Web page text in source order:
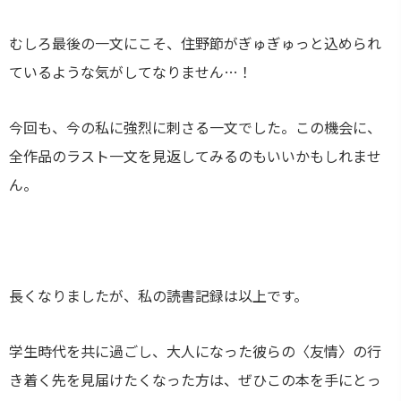
むしろ最後の一文にこそ、住野節がぎゅぎゅっと込められ
ているような気がしてなりません…！
今回も、今の私に強烈に刺さる一文でした。この機会に、
全作品のラスト一文を見返してみるのもいいかもしれませ
ん。
長くなりましたが、私の読書記録は以上です。
学生時代を共に過ごし、大人になった彼らの〈友情〉の行
き着く先を見届けたくなった方は、ぜひこの本を手にとっ